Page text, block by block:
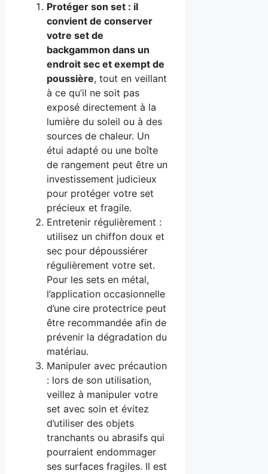
Protéger son set : il
convient de conserver
votre set de
backgammon dans un
endroit sec et exempt de
poussière, tout en veillant
à ce qu’il ne soit pas
exposé directement à la
lumière du soleil ou à des
sources de chaleur. Un
étui adapté ou une boîte
de rangement peut être un
investissement judicieux
pour protéger votre set
précieux et fragile.
Entretenir régulièrement :
utilisez un chiffon doux et
sec pour dépoussiérer
régulièrement votre set.
Pour les sets en métal,
l’application occasionnelle
d’une cire protectrice peut
être recommandée afin de
prévenir la dégradation du
matériau.
Manipuler avec précaution
: lors de son utilisation,
veillez à manipuler votre
set avec soin et évitez
d’utiliser des objets
tranchants ou abrasifs qui
pourraient endommager
ses surfaces fragiles. Il est